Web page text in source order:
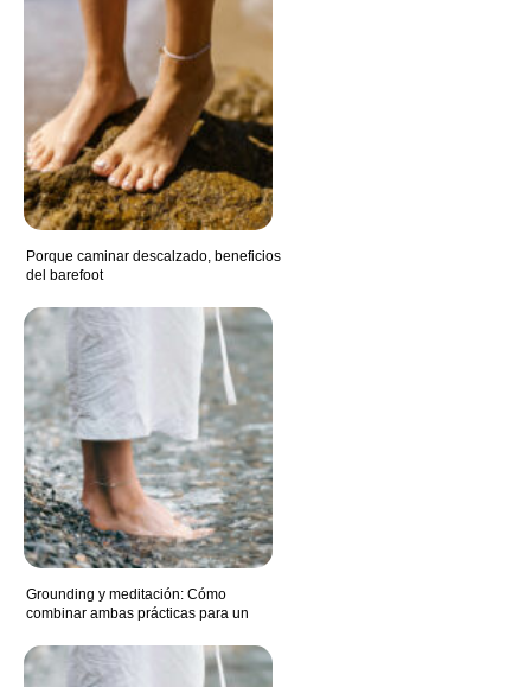
Porque caminar descalzado, beneficios
del barefoot
Grounding y meditación: Cómo
combinar ambas prácticas para un